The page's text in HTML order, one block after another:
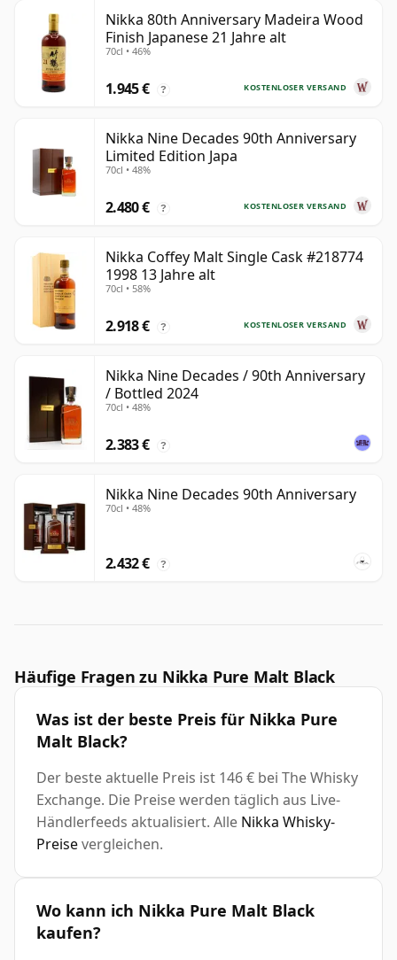
Nikka 80th Anniversary Madeira Wood
Finish Japanese 21 Jahre alt
70cl • 46%
KOSTENLOSER VERSAND
1.945 € ?
Nikka Nine Decades 90th Anniversary
Limited Edition Japa
70cl • 48%
KOSTENLOSER VERSAND
2.480 € ?
Nikka Coffey Malt Single Cask #218774
1998 13 Jahre alt
70cl • 58%
KOSTENLOSER VERSAND
2.918 € ?
Nikka Nine Decades / 90th Anniversary
/ Bottled 2024
70cl • 48%
2.383 € ?
Nikka Nine Decades 90th Anniversary
70cl • 48%
2.432 € ?
Häufige Fragen zu Nikka Pure Malt Black
Was ist der beste Preis für Nikka Pure
Malt Black?
Der beste aktuelle Preis ist 146 € bei The Whisky
Exchange. Die Preise werden täglich aus Live-
Händlerfeeds aktualisiert. Alle Nikka Whisky-
Preisevergleichen.
Wo kann ich Nikka Pure Malt Black
kaufen?